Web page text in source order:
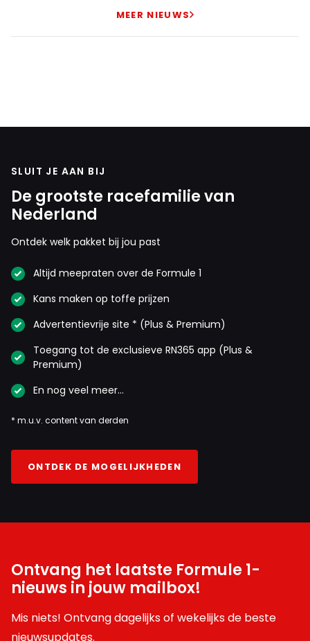
MEER NIEUWS
SLUIT JE AAN BIJ
De grootste racefamilie van
Nederland
Ontdek welk pakket bij jou past
Altijd meepraten over de Formule 1
Kans maken op toffe prijzen
Advertentievrije site * (Plus & Premium)
Toegang tot de exclusieve RN365 app (Plus &
Premium)
En nog veel meer…
* m.u.v. content van derden
ONTDEK DE MOGELIJKHEDEN
Ontvang het laatste Formule 1-
nieuws in jouw mailbox!
Mis niets! Ontvang dagelijks of wekelijks de beste
nieuwsupdates.